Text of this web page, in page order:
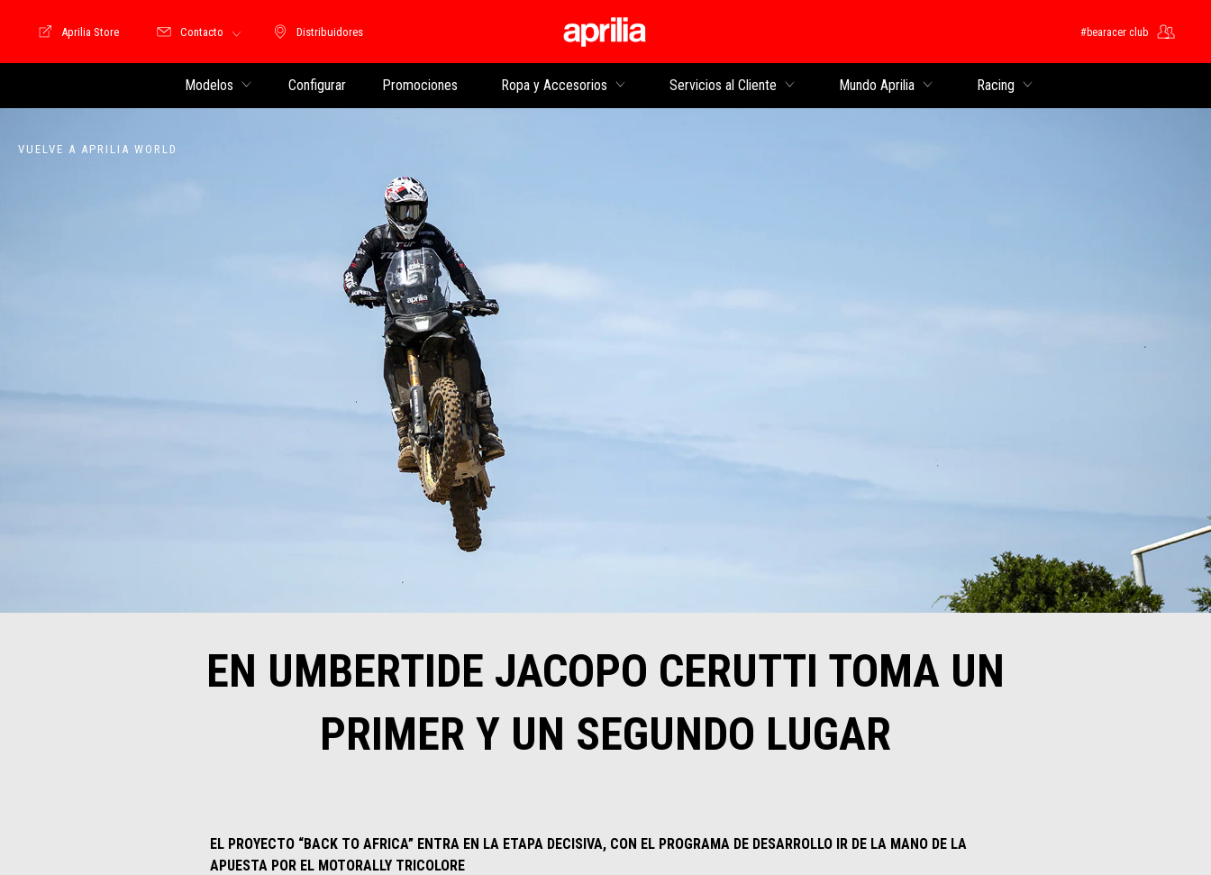
Distribuidores
Distribuidores
Store Motoguzzi
Aprilia Store Contacto #bearacer club
Modelos Configurar Promociones Ropa y Accesorios Servicios al Cliente Mundo Aprilia Racing
VUELVE A APRILIA WORLD
EN UMBERTIDE JACOPO CERUTTI TOMA UN
PRIMER Y UN SEGUNDO LUGAR
EL PROYECTO “BACK TO AFRICA” ENTRA EN LA ETAPA DECISIVA, CON EL PROGRAMA DE DESARROLLO IR DE LA MANO DE LA
APUESTA POR EL MOTORALLY TRICOLORE